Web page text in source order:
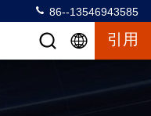
86--13546943585
引用